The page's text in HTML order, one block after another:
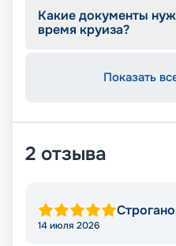
косметических
швейцарского бренда
Каждый фитнес-зал,
мотивировать гостей,
оборудованием
специализированными
Развлечения:
Какие документы
время круиза?
Показать
2 отзыва
14 июля 2026